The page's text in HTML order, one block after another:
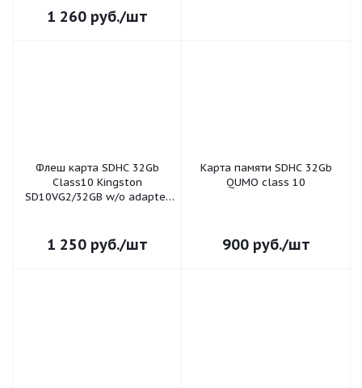
1 260руб./шт
Флеш карта SDHC 32Gb
Class10 Kingston
SD10VG2/32GB w/o adapter
1 250руб./шт
Карта памяти SDHC 32Gb
QUMO class 10
900руб./шт